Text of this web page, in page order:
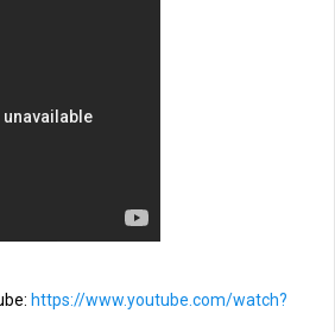
https://www.youtube.com/watch?